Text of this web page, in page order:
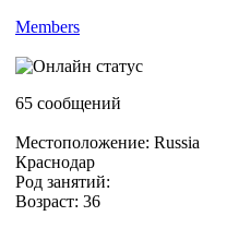
Members
65 сообщений
Местоположение: Russia
Краснодар
Род занятий:
Возраст: 36